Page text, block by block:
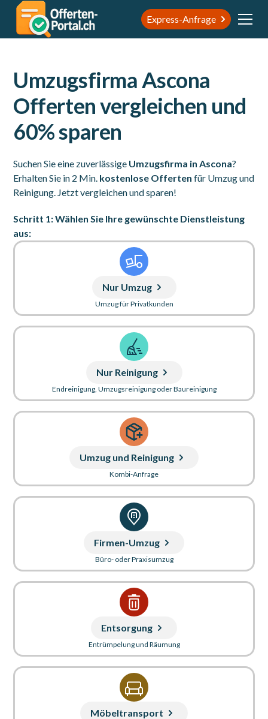
Express-Anfrage
Umzugsfirma Ascona
Offerten vergleichen und
60% sparen
Suchen Sie eine zuverlässige Umzugsfirma in Ascona?
Erhalten Sie in 2 Min. kostenlose Offerten für Umzug und
Reinigung. Jetzt vergleichen und sparen!
Schritt 1: Wählen Sie Ihre gewünschte Dienstleistung
aus:
Nur Umzug
Umzug für Privatkunden
Nur Reinigung
Endreinigung, Umzugsreinigung oder Baureinigung
Umzug und Reinigung
Kombi-Anfrage
Firmen-Umzug
Büro- oder Praxisumzug
Entsorgung
Entrümpelung und Räumung
Möbeltransport